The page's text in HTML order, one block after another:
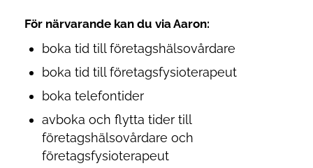
För närvarande kan du via Aaron:
boka tid till företagshälsovårdare
boka tid till företagsfysioterapeut
boka telefontider
avboka och flytta tider till
företagshälsovårdare och
företagsfysioterapeut